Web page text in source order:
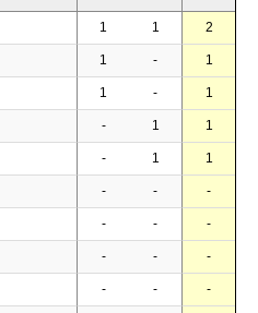
1 1 2
1 - 1
1 - 1
- 1 1
- 1 1
- - -
- - -
- - -
- - -